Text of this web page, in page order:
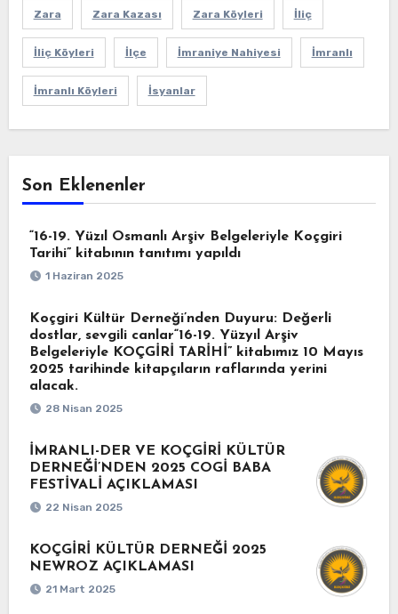
Zara Zara Kazası Zara Köyleri İliç
İliç Köyleri İlçe İmraniye Nahiyesi İmranlı
İmranlı Köyleri İsyanlar
Son Eklenenler
“16-19. Yüzıl Osmanlı Arşiv Belgeleriyle Koçgiri
Tarihi” kitabının tanıtımı yapıldı
1 Haziran 2025
Koçgiri Kültür Derneği’nden Duyuru: Değerli
dostlar, sevgili canlar“16-19. Yüzyıl Arşiv
Belgeleriyle KOÇGİRİ TARİHİ” kitabımız 10 Mayıs
2025 tarihinde kitapçıların raflarında yerini
alacak.
28 Nisan 2025
İMRANLI-DER VE KOÇGİRİ KÜLTÜR
DERNEĞİ’NDEN 2025 COGİ BABA
FESTİVALİ AÇIKLAMASI
22 Nisan 2025
KOÇGİRİ KÜLTÜR DERNEĞİ 2025
NEWROZ AÇIKLAMASI
21 Mart 2025